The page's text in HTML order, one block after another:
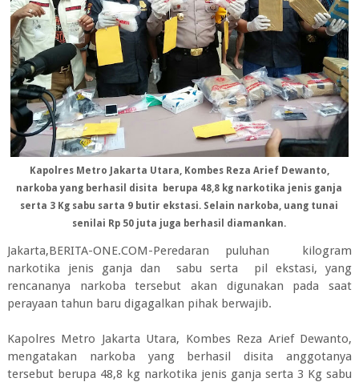
Kapolres Metro Jakarta Utara, Kombes Reza Arief Dewanto,
narkoba yang berhasil disita berupa 48,8 kg narkotika jenis ganja
serta 3 Kg sabu sarta 9 butir ekstasi. Selain narkoba, uang tunai
senilai Rp 50 juta juga berhasil diamankan.
Jakarta,BERITA-ONE.COM-Peredaran puluhan kilogram
narkotika jenis ganja dan sabu serta pil ekstasi, yang
rencananya narkoba tersebut akan digunakan pada saat
perayaan tahun baru digagalkan pihak berwajib.
Kapolres Metro Jakarta Utara, Kombes Reza Arief Dewanto,
mengatakan narkoba yang berhasil disita anggotanya
tersebut berupa 48,8 kg narkotika jenis ganja serta 3 Kg sabu